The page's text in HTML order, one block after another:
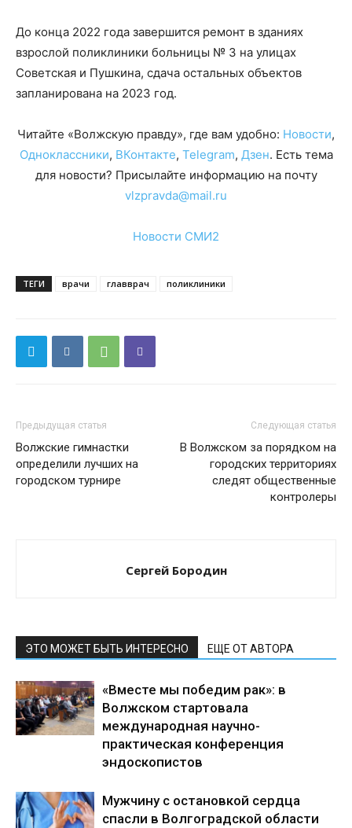
До конца 2022 года завершится ремонт в зданиях
взрослой поликлиники больницы № 3 на улицах
Советская и Пушкина, сдача остальных объектов
запланирована на 2023 год.
Читайте «Волжскую правду», где вам удобно: Новости,
Одноклассники, ВКонтакте, Telegram, Дзен. Есть тема
для новости? Присылайте информацию на почту
vlzpravda@mail.ru
Новости СМИ2
ТЕГИ врачи главврач поликлиники
Предыдущая статья
Волжские гимнастки
определили лучших на
городском турнире
Следующая статья
В Волжском за порядком на
городских территориях
следят общественные
контролеры
Сергей Бородин
ЭТО МОЖЕТ БЫТЬ ИНТЕРЕСНО ЕЩЕ ОТ АВТОРА
«Вместе мы победим рак»: в
Волжском стартовала
международная научно-
практическая конференция
эндоскопистов
Мужчину с остановкой сердца
спасли в Волгоградской области